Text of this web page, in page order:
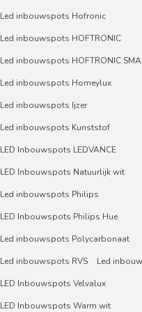
Led inbouwspots Hofronic
Led inbouwspots HOFTRONIC
Led inbouwspots HOFTRONIC
Led inbouwspots Homeylux
Led inbouwspots Ijzer
Led inbouwspots Kunststof
LED Inbouwspots LEDVANCE
LED Inbouwspots Natuurlijk wit
Led inbouwspots Philips
LED Inbouwspots Philips Hue
Led inbouwspots Polycarbonaat
Led inbouwspots RVS
Led
LED Inbouwspots Velvalux
LED Inbouwspots Warm wit